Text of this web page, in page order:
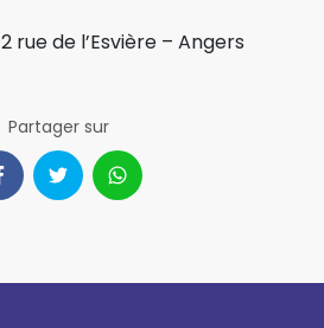
2 rue de l’Esvière – Angers
Partager sur